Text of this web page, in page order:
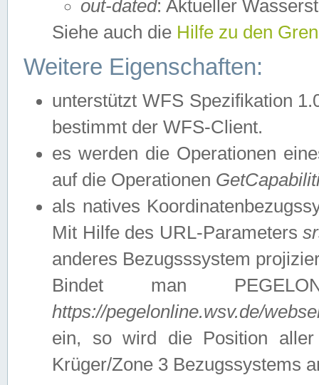
out-dated: Aktueller
Siehe auch die Hilfe zu den
Weitere Eigenschaften:
unterstützt WFS Spezifikation
bestimmt der WFS-Client.
es werden die Operationen
auf die Operationen
als natives
Mit Hilfe des URL-Parameters
anderes Bezugsssystem
Bindet man
https://pegelonline.wsv.de/
ein, so wird die Position
Krüger/Zone 3 Bezugssystems